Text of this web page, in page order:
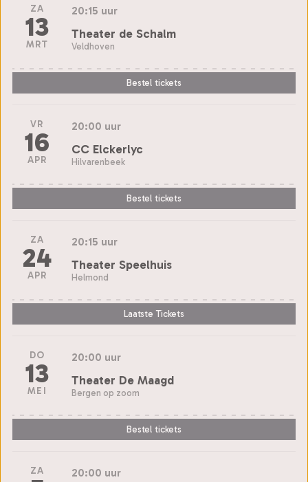
ZA
13
MRT
20:15 uur
Theater de Schalm
Veldhoven
Bestel tickets
VR
16
APR
20:00 uur
CC Elckerlyc
Hilvarenbeek
Bestel tickets
ZA
24
APR
20:15 uur
Theater Speelhuis
Helmond
Laatste Tickets
DO
13
MEI
20:00 uur
Theater De Maagd
Bergen op zoom
Bestel tickets
ZA 20:00 uur